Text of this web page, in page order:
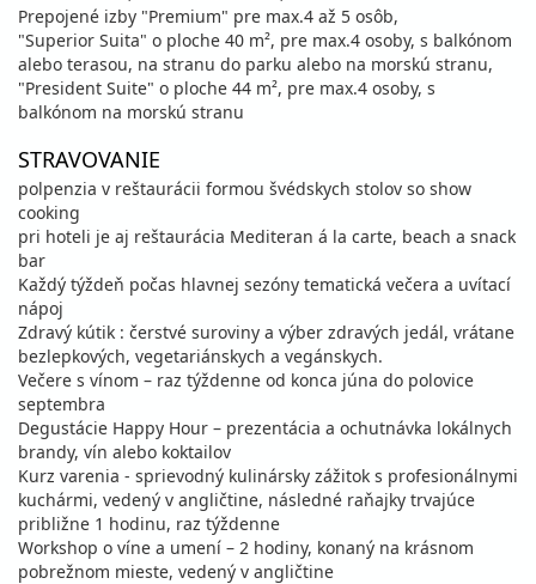
Prepojené izby "Premium" pre max.4 až 5 osôb,
"Superior Suita" o ploche 40 m², pre max.4 osoby, s balkónom
alebo terasou, na stranu do parku alebo na morskú stranu,
"President Suite" o ploche 44 m², pre max.4 osoby, s
balkónom na morskú stranu
STRAVOVANIE
polpenzia v reštaurácii formou švédskych stolov so show
cooking
pri hoteli je aj reštaurácia Mediteran á la carte, beach a snack
bar
Každý týždeň počas hlavnej sezóny tematická večera a uvítací
nápoj
Zdravý kútik : čerstvé suroviny a výber zdravých jedál, vrátane
bezlepkových, vegetariánskych a vegánskych.
Večere s vínom – raz týždenne od konca júna do polovice
septembra
Degustácie Happy Hour – prezentácia a ochutnávka lokálnych
brandy, vín alebo koktailov
Kurz varenia - sprievodný kulinársky zážitok s profesionálnymi
kuchármi, vedený v angličtine, následné raňajky trvajúce
približne 1 hodinu, raz týždenne
Workshop o víne a umení – 2 hodiny, konaný na krásnom
pobrežnom mieste, vedený v angličtine